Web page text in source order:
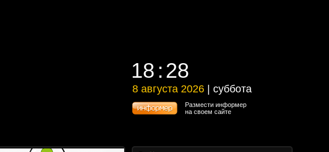
18 28
18 28
8 августа 2026 | суббота
8 августа 2026 | суббота
Размести информер
на своем сайте